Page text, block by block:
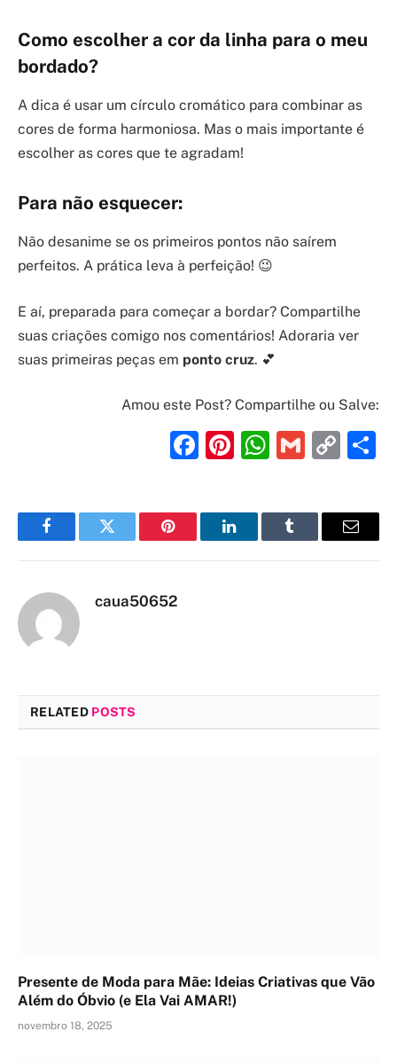
Como escolher a cor da linha para o meu
bordado?
A dica é usar um círculo cromático para combinar as
cores de forma harmoniosa. Mas o mais importante é
escolher as cores que te agradam!
Para não esquecer:
Não desanime se os primeiros pontos não saírem
perfeitos. A prática leva à perfeição! 😉
E aí, preparada para começar a bordar? Compartilhe
suas criações comigo nos comentários! Adoraria ver
suas primeiras peças em ponto cruz. 💕
Amou este Post? Compartilhe ou Salve:
Facebook
Pinterest
Gmail
FacebookTwitter Pinterest LinkedInTumblr Email
caua50652
RELATED POSTS
Presente de Moda para Mãe: Ideias Criativas que Vão
Além do Óbvio (e Ela Vai AMAR!)
novembro 18, 2025